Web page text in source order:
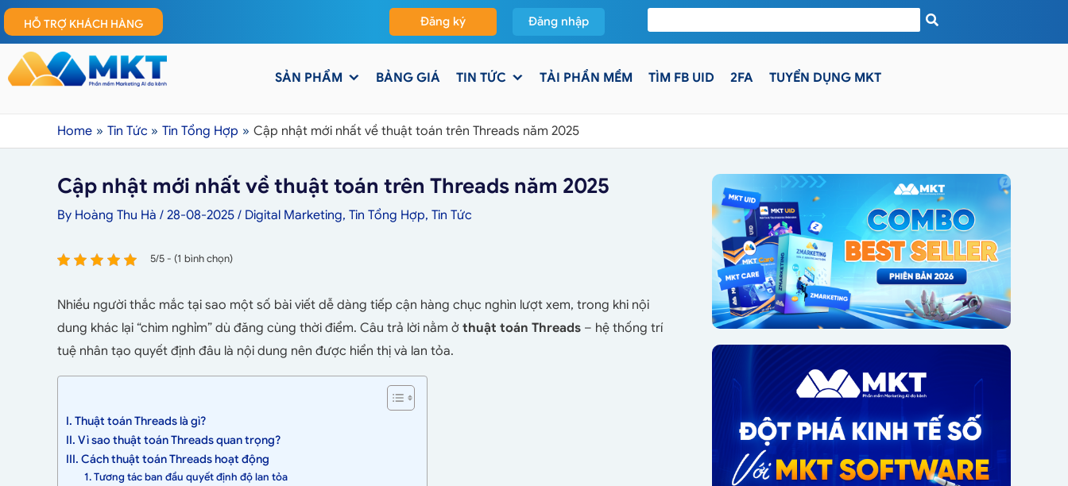
HỖ TRỢ KHÁCH HÀNG Đăng ký Đăng nhập
SẢN PHẨM BẢNG GIÁ TIN TỨC TẢI PHẦN MỀM TÌM FB UID 2FA TUYỂN DỤNG MKT
Home Tin Tức Tin Tổng Hợp Cập nhật mới nhất về thuật toán trên Threads năm 2025
Cập nhật mới nhất về thuật toán trên Threads năm 2025
By Hoàng Thu Hà / 28-08-2025 / Digital Marketing, Tin Tổng Hợp, Tin Tức
5/5 - (1 bình chọn)
Nhiều người thắc mắc tại sao một số bài viết dễ dàng tiếp cận hàng chục nghìn lượt xem, trong khi nội
dung khác lại “chìm nghỉm” dù đăng cùng thời điểm. Câu trả lời nằm ở thuật toán Threads – hệ thống trí
tuệ nhân tạo quyết định đâu là nội dung nên được hiển thị và lan tỏa.
I. Thuật toán Threads là gì?
II. Vì sao thuật toán Threads quan trọng?
III. Cách thuật toán Threads hoạt động
1. Tương tác ban đầu quyết định độ lan tỏa